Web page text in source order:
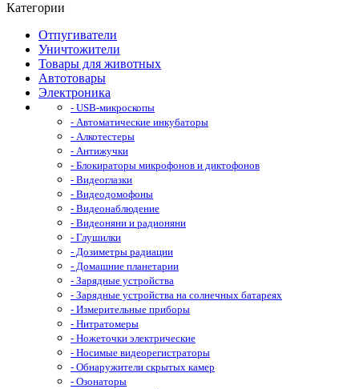
Категории
Отпугиватели
Уничтожители
Товары для животных
Автотовары
Электроника
- USB-микроскопы
- Автоматические инкубаторы
- Алкотестеры
- Антижучки
- Блокираторы микрофонов и диктофонов
- Видеоглазки
- Видеодомофоны
- Видеонаблюдение
- Видеоняни и радионяни
- Глушилки
- Дозиметры радиации
- Домашние планетарии
- Зарядные устройства
- Зарядные устройства на солнечных батареях
- Измерительные приборы
- Нитратомеры
- Ножеточки электрические
- Носимые видеорегистраторы
- Обнаружители скрытых камер
- Озонаторы